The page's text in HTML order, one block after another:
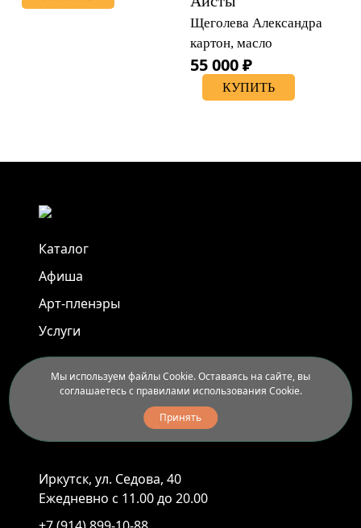
Щеголева Александра
картон, масло
55 000 ₽
КУПИТЬ
Каталог
Афиша
Арт-пленэры
Услуги
Новости
Доставка и правила вывоза
Иркутск, ул. Седова, 40
Ежедневно с 11.00 до 20.00
Мы используем файлы Cookie. Оставаясь на сайте, вы
соглашаетесь с правилами использования Cookie.
Принять